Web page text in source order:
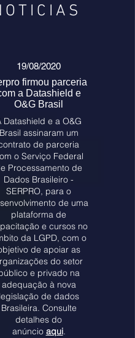
19/08/2020
firmou parceria
a Datashield e
O&G Brasil
Datashield e a O&G
Brasil assinaram um
de parceria
o Serviço Federal
Processamento de
Dados Brasileiro -
SERPRO, para o
de uma
plataforma de
e cursos no
da LGPD, com o
de apoiar as
do setor
e privado na
adequação à nova
legislação de dados
Brasileira. Consulte
detalhes do
anúncio aqui.